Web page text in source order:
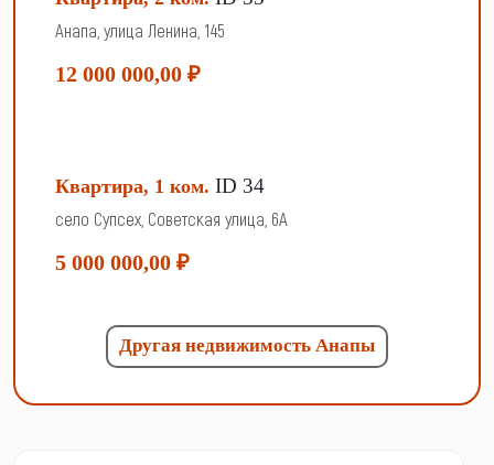
Анапа, улица Ленина, 145
12 000 000,00 ₽
Квартира, 1 ком. ID 34
село Супсех, Советская улица, 6А
5 000 000,00 ₽
Другая недвижимость Анапы